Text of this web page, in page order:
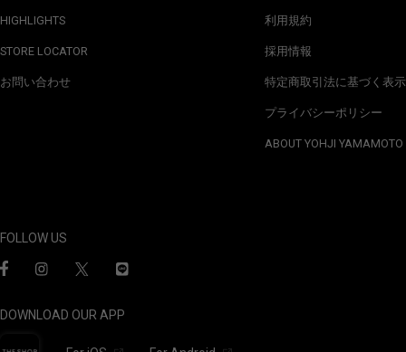
HIGHLIGHTS
STORE LOCATOR
お問い合わせ
利用規約
採用情報
特定商取引法に基づく表示
プライバシーポリシー
ABOUT YOHJI YAMAMOTO
FOLLOW US
DOWNLOAD OUR APP